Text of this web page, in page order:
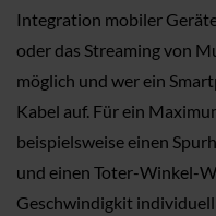
Integration mobiler
oder das Streaming von
möglich und wer ein
Kabel auf. Für ein
beispielsweise einen
und einen Toter-Winkel-
Geschwindigkit